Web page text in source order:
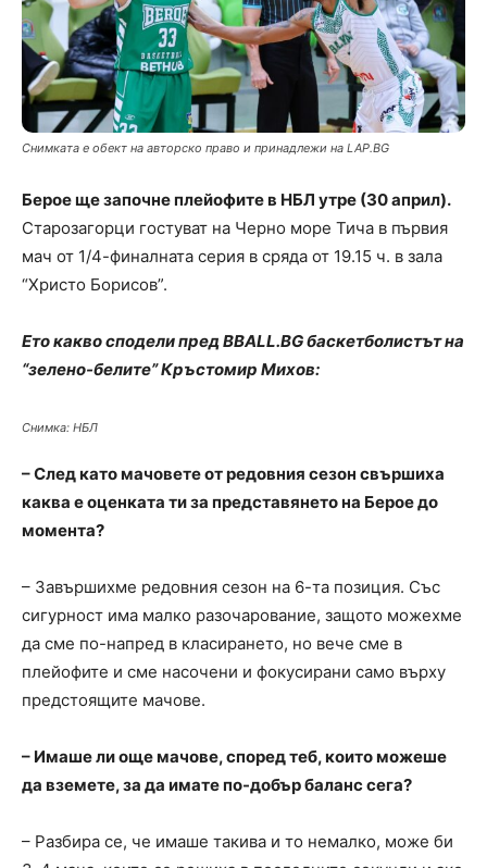
Снимката е обект на авторско право и принадлежи на LAP.BG
Берое ще започне плейофите в НБЛ утре (30 април).
Старозагорци гостуват на Черно море Тича в първия
мач от 1/4-финалната серия в сряда от 19.15 ч. в зала
“Христо Борисов”.
Ето какво сподели пред BBALL.BG баскетболистът на
“зелено-белите” Кръстомир Михов:
Снимка: НБЛ
– След като мачовете от редовния сезон свършиха
каква е оценката ти за представянето на Берое до
момента?
– Завършихме редовния сезон на 6-та позиция. Със
сигурност има малко разочарование, защото можехме
да сме по-напред в класирането, но вече сме в
плейофите и сме насочени и фокусирани само върху
предстоящите мачове.
– Имаше ли още мачове, според теб, които можеше
да вземете, за да имате по-добър баланс сега?
– Разбира се, че имаше такива и то немалко, може би